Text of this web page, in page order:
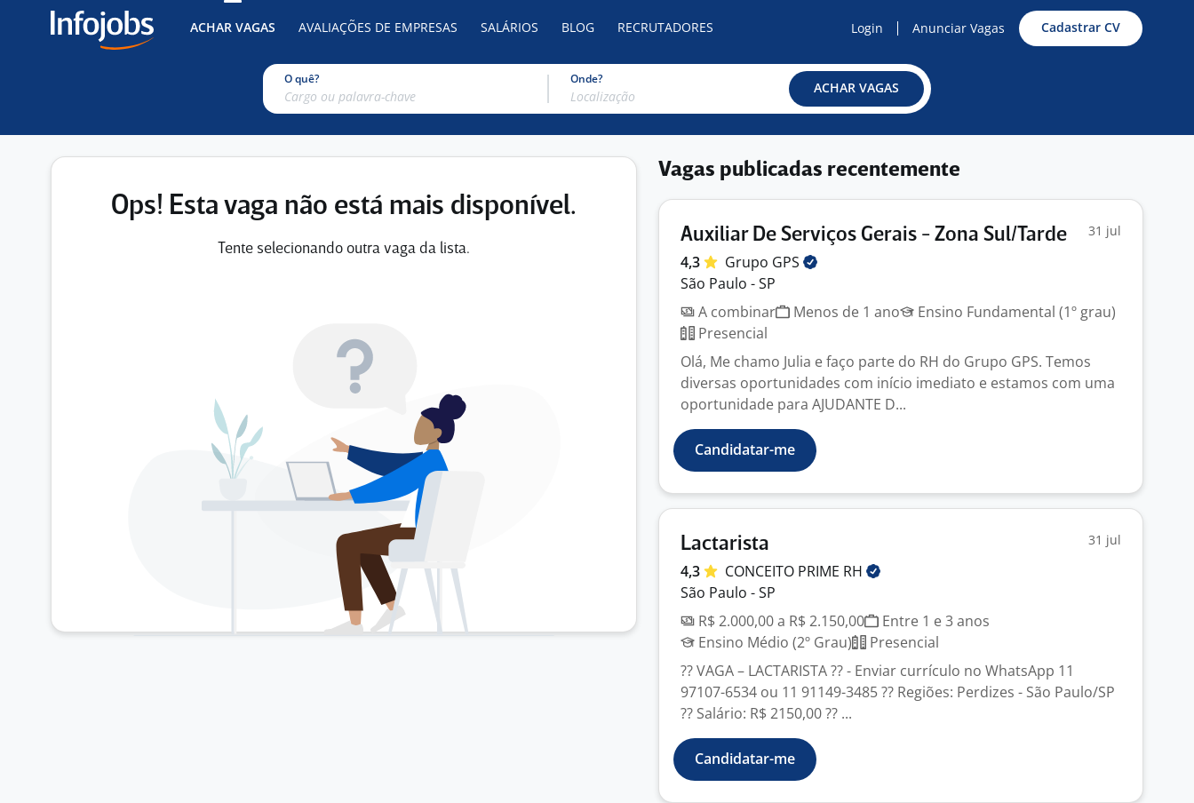
ACHAR VAGAS AVALIAÇÕES DE EMPRESAS SALÁRIOS BLOG RECRUTADORES Login Anunciar Vagas Cadastrar CV
O quê? Onde?
ACHAR VAGAS
Ops! Esta vaga não está mais disponível.
Tente selecionando outra vaga da lista.
Vagas publicadas recentemente
Auxiliar De Serviços Gerais - Zona Sul/Tarde 31 jul
4,3 Grupo GPS
São Paulo - SP
A combinar
Menos de 1 ano
Ensino Fundamental (1º grau)
Presencial
Olá, Me chamo Julia e faço parte do RH do Grupo GPS. Temos
diversas oportunidades com início imediato e estamos com uma
oportunidade para AJUDANTE D...
Candidatar-me
Lactarista 31 jul
4,3 CONCEITO PRIME RH
São Paulo - SP
R$ 2.000,00 a R$ 2.150,00
Entre 1 e 3 anos
Ensino Médio (2º Grau)
Presencial
?? VAGA – LACTARISTA ?? - Enviar currículo no WhatsApp 11
97107-6534 ou 11 91149-3485 ?? Regiões: Perdizes - São Paulo/SP
?? Salário: R$ 2150,00 ?? ...
Candidatar-me